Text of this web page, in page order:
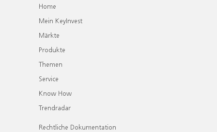
Home
Mein KeyInvest
Märkte
Produkte
Themen
Service
Know How
Trendradar
Rechtliche Dokumentation